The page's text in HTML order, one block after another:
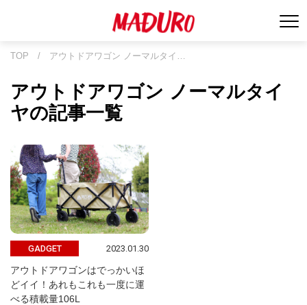
TOP / アウトドアワゴン ノーマルタイ…
アウトドアワゴン ノーマルタイ
ヤの記事一覧
GADGET 2023.01.30
アウトドアワゴンはでっかいほ
どイイ！あれもこれも一度に運
べる積載量106L